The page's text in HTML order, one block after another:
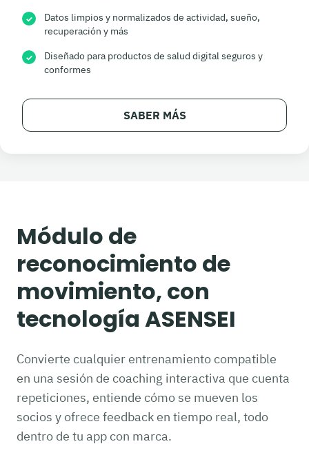
✓
Datos limpios y normalizados de actividad, sueño,
recuperación y más
✓
Diseñado para productos de salud digital seguros y
conformes
SABER MÁS
Módulo de
reconocimiento de
movimiento, con
tecnología ASENSEI
Convierte cualquier entrenamiento compatible
en una sesión de coaching interactiva que cuenta
repeticiones, entiende cómo se mueven los
socios y ofrece feedback en tiempo real, todo
dentro de tu app con marca.